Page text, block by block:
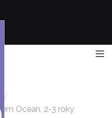
/
Ocean, 2-3 roky